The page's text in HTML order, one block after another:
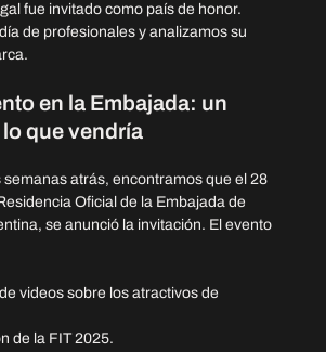
fue invitado como país de honor.
de profesionales y analizamos su
en la Embajada: un
lo que vendría
atrás, encontramos que el 28
Oficial de la Embajada de
se anunció la invitación. El evento
videos sobre los atractivos de
de la FIT 2025.